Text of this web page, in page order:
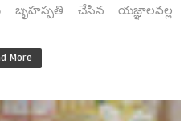
చేసిన యజ్ఞాలవల్ల
More